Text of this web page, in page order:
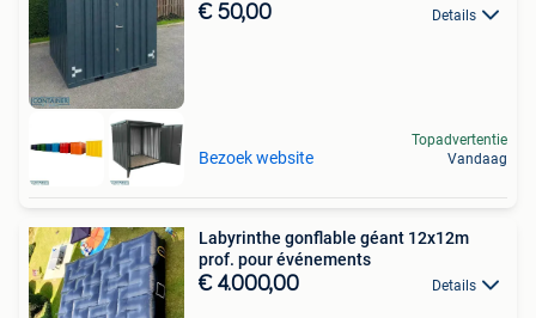
€ 50,00 Details
Bezoek website
Topadvertentie
Vandaag
Labyrinthe gonflable géant 12x12m
prof. pour événements
€ 4.000,00 Details